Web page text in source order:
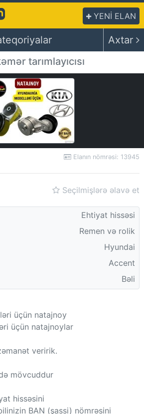
YENİ ELAN
Axtar
tarımlayıcısı
Elanın nömrəsi: 13945
Seçilmişlərə əlavə et
Ehtiyat hissəsi
Remen və rolik
Hyundai
Accent
Bəli
üçün natajnoy
üçün natajnoylar
veririk.
mövcuddur
hissəsini
BAN (şassi) nömrəsini